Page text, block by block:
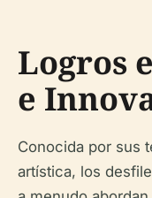
Logros
e
Conocida por sus
artística, los